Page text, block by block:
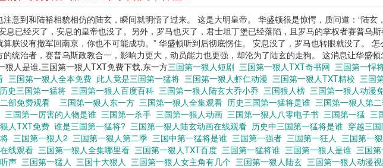
意到和陆裕相貌相仿的陆玄，瞬间就明悟了过来。 这是大明皇帝。 华盛顿很是惊愕，质问道：“陆玄
息已经灭了，安息的皇帝也没了。另外，罗马也灭了，君士坦丁堡已经落陷，且罗马的掌权者赛普乌
朕没有撤军回南京，你也不可能成功。” 华盛顿听到后彻底愣住。 安息没了，罗马也转眼就没了。
统治者，赛普乌斯政教合一，影响力更大，动员能力也更强，却沦为了陆玄的走狗。 这消息让华盛
狠人是谁,三国第一狠人TXT免费下载,东一方三国第一狠人短剧 三国第一狠人TXT奇书网 三国第一悍
三国第一狠人全本免费 此人竟是三国第一猛将 三国第一狠人虾仁动漫 三国第一狠人TXT精校 三国
历史三国第一猛将 三国第一狠人百度百科 三国第一狠人陆玄大乔小乔 三国狠人榜 三国第一狠人动漫
部免费观看 三国第一狠人东一方 三国第一狠人全集观看 历史三国第一猛将是谁 三国第一狠人第
三国第一厉害的人物是谁 三国第一杀手 三国第一狠人动画 三国第一狠人八零电子书 三国第一猛 三
人TXT免费 谁是三国第一猛将? 三国第一狠人陆玄动画在线观看 历史中三国第一猛将是谁 穿越三
三国第一狠人2 三国第一狠人第二季 三国中第一猛将是谁 三国第一强者 三国第一狂人 三国第一
线观看 三国第一狠人全集哪里看 三国第一狠人TXT百度 三国第一猛将谁 三国第一狠人是谁 三国
声 三国第一猛人 三国十大狠人 三国第一狠人女主角有几个 三国第一狠人陆玄 三国第一狠人动漫